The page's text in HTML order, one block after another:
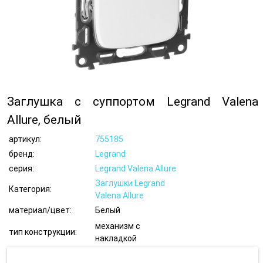
Заглушка с суппортом Legrand Valena
Allure, белый
артикул:
755185
бренд:
Legrand
серия:
Legrand Valena Allure
Категория:
Заглушки Legrand
Valena Allure
материал/цвет:
Белый
тип конструкции:
механизм с
накладкой